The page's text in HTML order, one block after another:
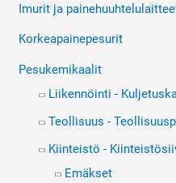
Imurit ja
Korkeapainepesurit
Pesukemikaalit
Liikennöinti -
Teollisuus -
Kiinteistö -
Emäkset